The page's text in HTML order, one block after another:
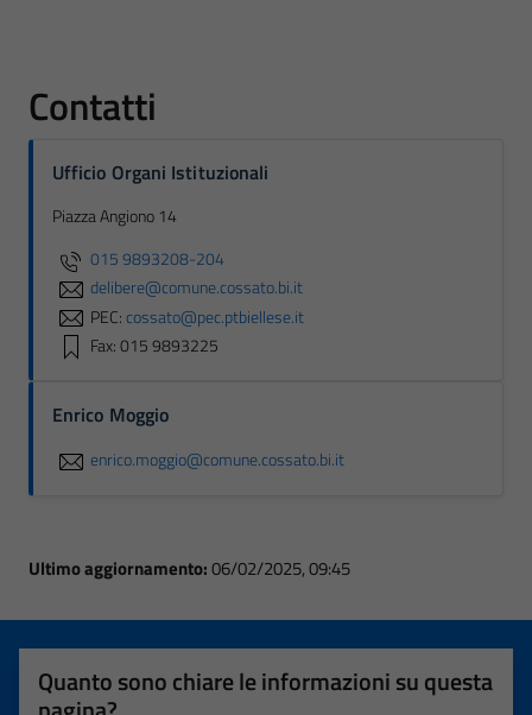
Contatti
Ufficio Organi Istituzionali
Piazza Angiono 14
015 9893208-204
delibere@comune.cossato.bi.it
PEC:cossato@pec.ptbiellese.it
Fax: 015 9893225
Enrico Moggio
enrico.moggio@comune.cossato.bi.it
Ultimo aggiornamento:06/02/2025, 09:45
Quanto sono chiare le informazioni su questa